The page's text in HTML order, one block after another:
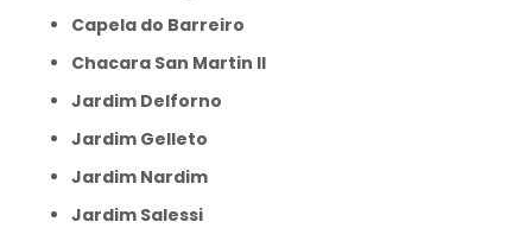
Capela do Barreiro
Chacara San Martin II
Jardim Delforno
Jardim Gelleto
Jardim Nardim
Jardim Salessi